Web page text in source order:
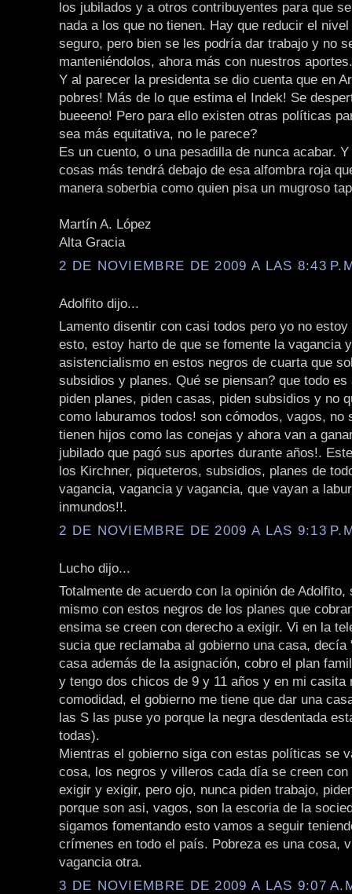
los jubilados y a otros contribuyentes para que
nada a los que no tienen. Hay que reducir el
seguro, pero bien se les podría dar trabajo y no
manteniéndolos, ahora más con nuestros aportes.
Y al parecer la presidenta se dio cuenta que en
pobres! Más de lo que estima el Indek! Se
bueeeno! Pero para ello existen otras políticas
sea más equitativa, no le parece?
Es un cuento, o una pesadilla de nunca acabar.
cosas más tendrá debajo de esa alfombra roja
manera soberbia como quien pisa un mugroso
Martín A. López
Alta Gracia
2 DE NOVIEMBRE DE 2009 A LAS 8:43
Adolfito dijo...
Lamento disentir con casi todos pero yo no
esto, estoy harto de que se fomente la vagancia
asistencialismo en estos negros de cuarta que
subsidios y planes. Qué se piensan? que todo
piden planes, piden casas, piden subsidios y no
como laburamos todos! son cómodos, vagos, no
tienen hijos como las conejas y ahora van a
jubilado que pagó sus aportes durante años!.
los Kirchner, piqueteros, subsidios, planes de
vagancia, vagancia y vagancia, que vayan a
inmundos!!.
2 DE NOVIEMBRE DE 2009 A LAS 9:13
Lucho dijo...
Totalmente de acuerdo con la opinión de Adolfito,
mismo con estos negros de los planes que
ensima se creen con derecho a exigir. Vi en la
sucia que reclamaba al gobierno una casa, decía
casa además de la asignación, cobro el plan
y tengo dos chicos de 9 y 11 años y en mi casita
comodidad, el gobierno me tiene que dar una
las S las puse yo porque la negra desdentada
todas).
Mientras el gobierno siga con estas políticas se
cosa, los negros y villeros cada día se creen con
exigir y exigir, pero ojo, nunca piden trabajo,
porque son asi, vagos, son la escoria de la
sigamos fomentando esto vamos a seguir
crímenes en todo el país. Pobreza es una cosa,
vagancia otra.
3 DE NOVIEMBRE DE 2009 A LAS 9:07